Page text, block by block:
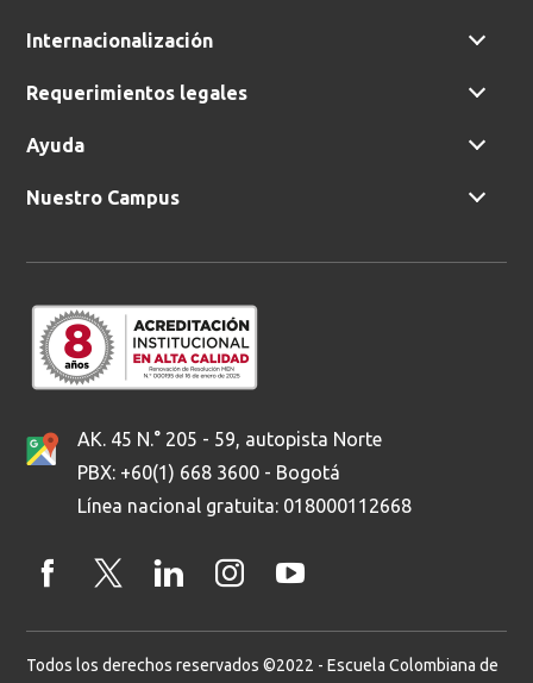
Internacionalización
Requerimientos legales
Ayuda
Nuestro Campus
AK. 45 N.° 205 - 59, autopista Norte
PBX: +60(1) 668 3600 - Bogotá
Línea nacional gratuita: 018000112668
Todos los derechos reservados ©2022 - Escuela Colombiana de